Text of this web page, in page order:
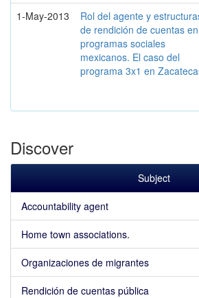
1-May-2013
Rol del agente y
de rendición de cuentas en
programas sociales
mexicanos. El caso del
programa 3x1 en
Discover
Subject
Accountability agent
Home town associations.
Organizaciones de migrantes
Rendición de cuentas pública